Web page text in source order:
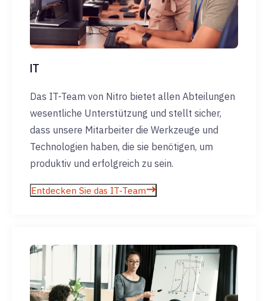
IT
Das IT-Team von Nitro bietet allen Abteilungen
wesentliche Unterstützung und stellt sicher,
dass unsere Mitarbeiter die Werkzeuge und
Technologien haben, die sie benötigen, um
produktiv und erfolgreich zu sein.
Entdecken Sie das IT-Team